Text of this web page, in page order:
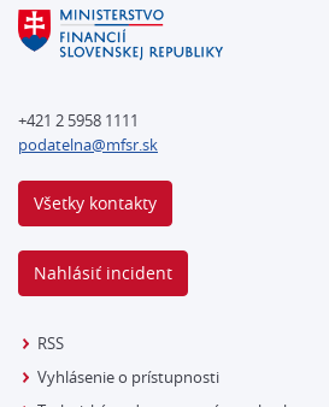
+421 2 5958 1111
podatelna@mfsr.sk
Všetky kontakty
Nahlásiť incident
RSS
Vyhlásenie o prístupnosti